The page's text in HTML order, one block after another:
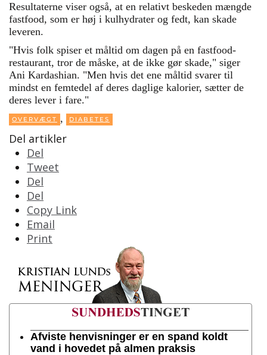
Resultaterne viser også, at en relativt beskeden mængde
fastfood, som er høj i kulhydrater og fedt, kan skade
leveren.
"Hvis folk spiser et måltid om dagen på en fastfood-
restaurant, tror de måske, at de ikke gør skade," siger
Ani Kardashian. "Men hvis det ene måltid svarer til
mindst en femtedel af deres daglige kalorier, sætter de
deres lever i fare."
OVERVÆGT , DIABETES
Del artikler
Del
Tweet
Del
Del
Copy Link
Email
Print
Afviste henvisninger er en spand koldt
vand i hovedet på almen praksis